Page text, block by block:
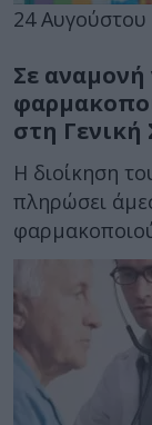
24 Αυγούστου
Σε αναμονή
στη Γενική
Η διοίκηση
πληρώσει